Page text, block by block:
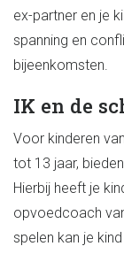
ex-partner en je
spanning en
bijeenkomsten.
IK en de
Voor kinderen
tot 13 jaar,
Hierbij heeft je
opvoedcoach
spelen kan je